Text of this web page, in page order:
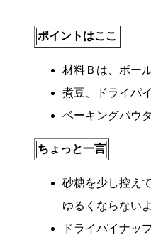
ポイントはここ
材料Ｂは、ボー
煮豆、ドライパ
ベーキングパウ
ちょっと一言
砂糖を少し控え
ゆるくならない
ドライパイナッ